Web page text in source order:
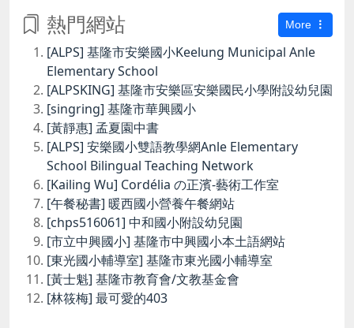
熱門網站 More
[ALPS] 基隆市安樂國小Keelung Municipal Anle
Elementary School
[ALPSKING] 基隆市安樂區安樂國民小學附設幼兒園
[singring] 基隆市華興國小
[黃靜惠] 孟夏園中書
[ALPS] 安樂國小雙語教學網Anle Elementary
School Bilingual Teaching Network
[Kailing Wu] Cordélia の正濱-藝術工作室
[午餐秘書] 暖西國小營養午餐網站
[chps516061] 中和國小附設幼兒園
[市立中興國小] 基隆市中興國小本土語網站
[東光國小輔導室] 基隆市東光國小輔導室
[黃士魁] 基隆市教育會/文教基金會
[林筱梅] 最可愛的403